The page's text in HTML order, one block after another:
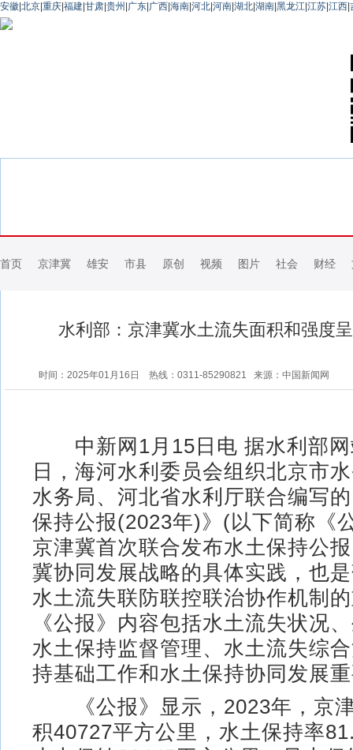
安徽 北京 重庆 福建 甘肃 贵州 广东 广西 海南 河北 河南 湖北 湖南 黑龙江 江苏 江西
首页 京津冀 雄安 市县 原创 视频 图片 社会 财经
水利部：京津冀水土流失面积和强度
时间：2025年01月16日 热线：0311-85290821 来源：中国新闻网
中新网1月15日电 据水利部网
日，海河水利委员会组织北京市
水务局、河北省水利厅联合编写
保持公报(2023年)》(以下简称《
京津冀首次联合发布水土保持公
冀协同发展战略的具体实践，也
水土流失联防联控联治协作机制
《公报》内容包括水土流失状况
水土保持监督管理、水土流失综
持基础工作和水土保持协同发展
《公报》显示，2023年，京
积40727平方公里，水土保持率